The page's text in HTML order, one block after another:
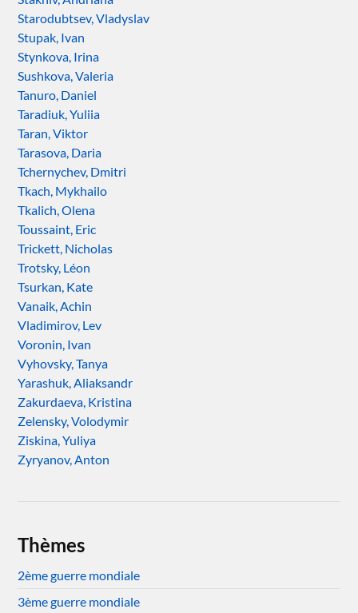
Starodubtsev, Vladyslav
Stupak, Ivan
Stynkova, Irina
Sushkova, Valeria
Tanuro, Daniel
Taradiuk, Yuliia
Taran, Viktor
Tarasova, Daria
Tchernychev, Dmitri
Tkach, Mykhailo
Tkalich, Olena
Toussaint, Eric
Trickett, Nicholas
Trotsky, Léon
Tsurkan, Kate
Vanaik, Achin
Vladimirov, Lev
Voronin, Ivan
Vyhovsky, Tanya
Yarashuk, Aliaksandr
Zakurdaeva, Kristina
Zelensky, Volodymir
Ziskina, Yuliya
Zyryanov, Anton
Thèmes
2ème guerre mondiale
3ème guerre mondiale